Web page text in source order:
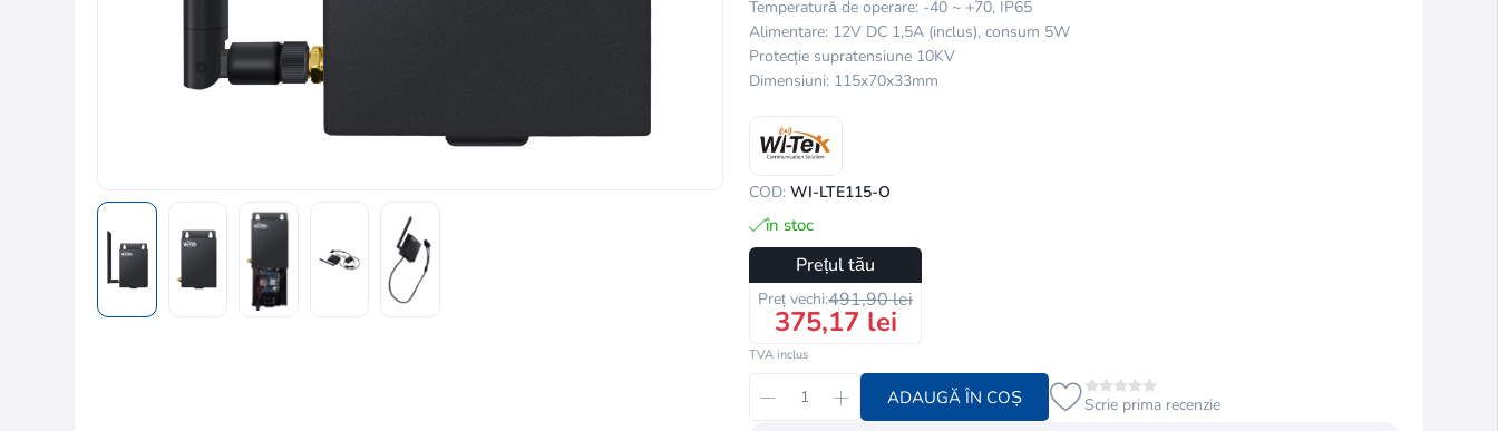
Temperatură de operare: -40 ~ +70, IP65
Alimentare: 12V DC 1,5A (inclus), consum 5W
Protecție supratensiune 10KV
Dimensiuni: 115x70x33mm
COD: WI-LTE115-O
în stoc
Prețul tău
Preț vechi:491,90 lei
375,17 lei
TVA inclus
ADAUGĂ ÎN COȘ Scrie prima recenzie